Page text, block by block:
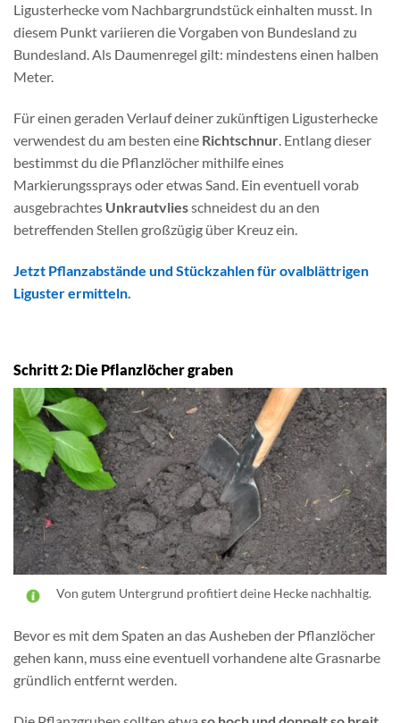
Ligusterhecke vom Nachbargrundstück einhalten musst. In
diesem Punkt variieren die Vorgaben von Bundesland zu
Bundesland. Als Daumenregel gilt: mindestens einen halben
Meter.
Für einen geraden Verlauf deiner zukünftigen Ligusterhecke
verwendest du am besten eine Richtschnur. Entlang dieser
bestimmst du die Pflanzlöcher mithilfe eines
Markierungssprays oder etwas Sand. Ein eventuell vorab
ausgebrachtes Unkrautvliesschneidest du an den
betreffenden Stellen großzügig über Kreuz ein.
Jetzt Pflanzabstände und Stückzahlen für ovalblättrigen
Liguster ermitteln.
Schritt 2: Die Pflanzlöcher graben
Von gutem Untergrund profitiert deine Hecke nachhaltig.
Bevor es mit dem Spaten an das Ausheben der Pflanzlöcher
gehen kann, muss eine eventuell vorhandene alte Grasnarbe
gründlich entfernt werden.